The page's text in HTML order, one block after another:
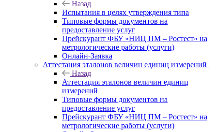
Назад
Испытания в целях утверждения типа
Типовые формы документов на
предоставление услуг
Прейскурант ФБУ «НИЦ ПМ – Ростест» на
метрологические работы (услуги)
Онлайн-Заявка
Аттестация эталонов величин единиц измерений
Назад
Аттестация эталонов величин единиц
измерений
Типовые формы документов на
предоставление услуг
Прейскурант ФБУ «НИЦ ПМ – Ростест» на
метрологические работы (услуги)